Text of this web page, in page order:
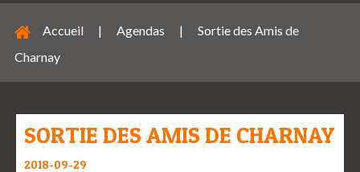
Accueil | Agendas |
Sortie des Amis de
Charnay
SORTIE DES AMIS DE CHARNAY
2018-09-29